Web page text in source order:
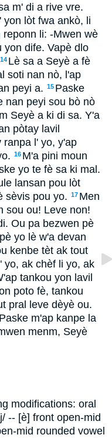
m' di a rive vre.
lòt fwa ankò, li
li: -Mwen wè
yon dife. Vapè dlo
14 Lè sa a Seyè a fè
soti nan nò, l'ap
peyi a. 15 Paske
nan peyi sou bò nò
Seyè a ki di sa. Y'a
pòtay lavil
ranpa l' yo, y'ap
16 M'a pini moun
yo te fè sa ki mal.
lansan pou lòt
sèvis pou yo. 17 Men
sou ou! Leve non!
Ou pa bezwen pè
yo lè w'a devan
kenbe tèt ak tout
yo, ak chèf li yo, ak
tankou yon lavil
poto fè, tankou
pral leve dèyè ou.
m'ap kanpe la
menm, Seyè
modifications: oral
-- [è] front open-mid
mid rounded vowel